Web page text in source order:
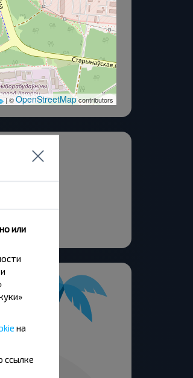
| ©OpenStreetMapcontributors
или
на
ссылке